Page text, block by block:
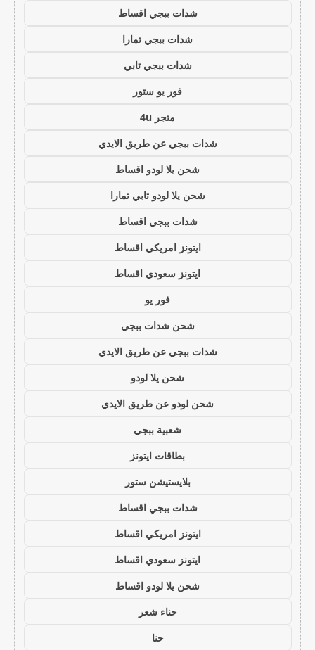
شدات ببجي اقساط
شدات ببجي تمارا
شدات ببجي تابي
فور يو ستور
متجر 4u
شدات ببجي عن طريق الايدي
شحن يلا لودو اقساط
شحن يلا لودو تابي تمارا
شدات ببجي اقساط
ايتونز امريكي اقساط
ايتونز سعودي اقساط
فور يو
شحن شدات ببجي
شدات ببجي عن طريق الايدي
شحن يلا لودو
شحن لودو عن طريق الايدي
شعبية ببجي
بطاقات ايتونز
بلايستيشن ستور
شدات ببجي اقساط
ايتونز امريكي اقساط
ايتونز سعودي اقساط
شحن يلا لودو اقساط
حناء شعر
حنا